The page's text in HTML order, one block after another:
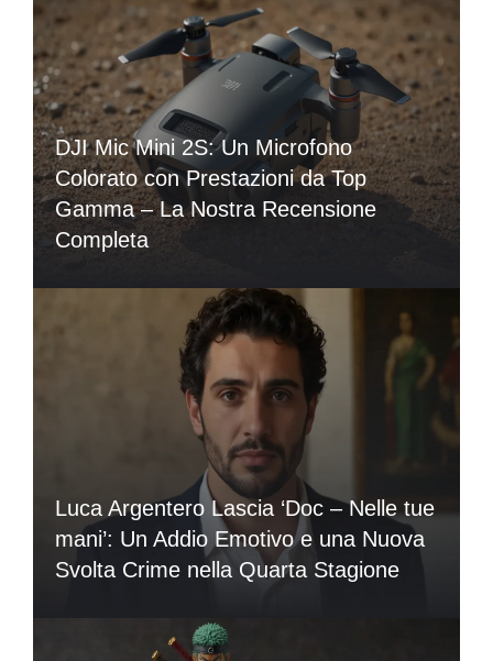
DJI Mic Mini 2S: Un Microfono
Colorato con Prestazioni da Top
Gamma – La Nostra Recensione
Completa
Luca Argentero Lascia ‘Doc – Nelle tue
mani’: Un Addio Emotivo e una Nuova
Svolta Crime nella Quarta Stagione